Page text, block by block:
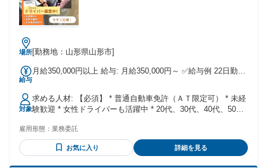
場所[勤務地：山形県山形市]
給与
月給350,000円以上 給与: 月給350,000円～ ✅給与例 22日勤務
┗180円/個×2,500個/月＝450,000円 ※あくまでも給与の一例
です、上限はありません。
対象
求める人材: 【必須】 * 普通自動車免許（ＡＴ限定可） * 未経
験歓迎 * 女性ドライバーも活躍中 * 20代、30代、40代、50代
雇用形態： 業務委託
お気に入り 詳細を見る